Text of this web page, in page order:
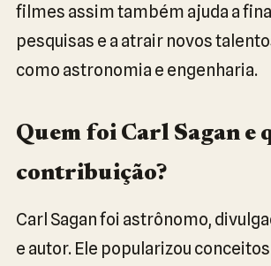
filmes assim também ajuda a
pesquisas e a atrair novos
como astronomia e engenharia.
Quem foi Carl Sagan e
contribuição?
Carl Sagan foi astrônomo,
e autor. Ele popularizou